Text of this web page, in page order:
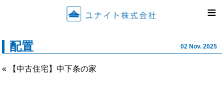
ユナイ
≡
配置 02 Nov. 2025
« 【中古住宅】中下条の家